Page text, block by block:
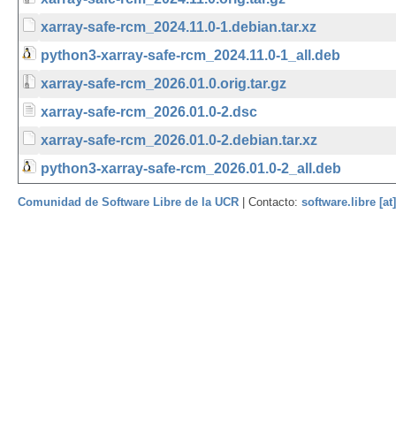
xarray-safe-rcm_2024.11.0-1.debian.tar.xz
python3-xarray-safe-rcm_2024.11.0-1_all.deb
xarray-safe-rcm_2026.01.0.orig.tar.gz
xarray-safe-rcm_2026.01.0-2.dsc
xarray-safe-rcm_2026.01.0-2.debian.tar.xz
python3-xarray-safe-rcm_2026.01.0-2_all.deb
Comunidad de Software Libre de la UCR | Contacto: software.libre